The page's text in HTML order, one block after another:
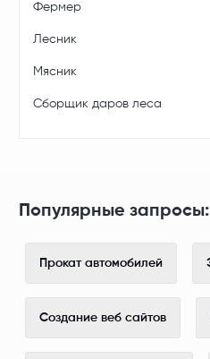
Фермер
Лесник
Мясник
Сборщик даров леса
Популярные запросы:
Прокат автомобилей
Создание веб сайтов